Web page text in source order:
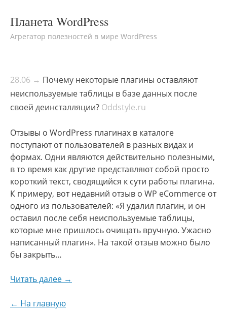
Планета WordPress
Агрегатор полезностей в мире WordPress
28.06 → Почему некоторые плагины оставляют
неиспользуемые таблицы в базе данных после
своей деинсталляции? Oddstyle.ru
Отзывы о WordPress плагинах в каталоге
поступают от пользователей в разных видах и
формах. Одни являются действительно полезными,
в то время как другие представляют собой просто
короткий текст, сводящийся к сути работы плагина.
К примеру, вот недавний отзыв о WP eCommerce от
одного из пользователей: «Я удалил плагин, и он
оставил после себя неиспользуемые таблицы,
которые мне пришлось очищать вручную. Ужасно
написанный плагин». На такой отзыв можно было
бы закрыть…
Читать далее →
← На главную